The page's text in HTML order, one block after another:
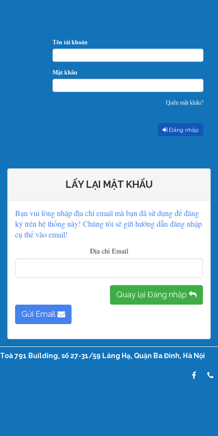
Tên tài khoản
Mật khẩu
Quên mật khẩu?
Đăng nhập
LẤY LẠI MẬT KHẨU
Bạn vui lòng nhập địa chỉ email mà bạn đã sử dụng để đăng
ký trên hệ thống này! Chúng tôi sẽ gửi hướng dẫn đăng nhập
cụ thể vào email!
Địa chỉ Email
Quay lại Đăng nhập
Gửi Email
Toà 791 Building, số 27-31/59 Láng Hạ, Quận Ba Đình, Hà Nội